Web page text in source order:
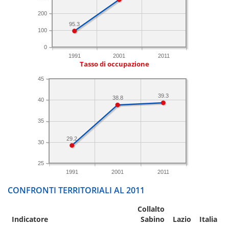
1991 2001 2011
0
100
200
95.3
Tasso di occupazione
1991 2001 2011
25
30
35
40
45
39.3
38.8
29.2
CONFRONTI TERRITORIALI AL 2011
Indicatore
Collalto
Sabino
Lazio Italia